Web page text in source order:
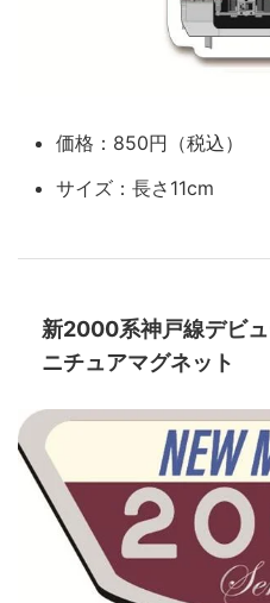
価格：850円（税込）
サイズ：長さ11cm
新2000系神戸線デビ
ニチュアマグネット